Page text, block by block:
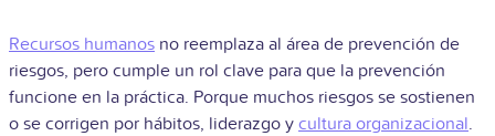
Recursos humanos no reemplaza al área de prevención de
riesgos, pero cumple un rol clave para que la prevención
funcione en la práctica. Porque muchos riesgos se sostienen
o se corrigen por hábitos, liderazgo y cultura organizacional.